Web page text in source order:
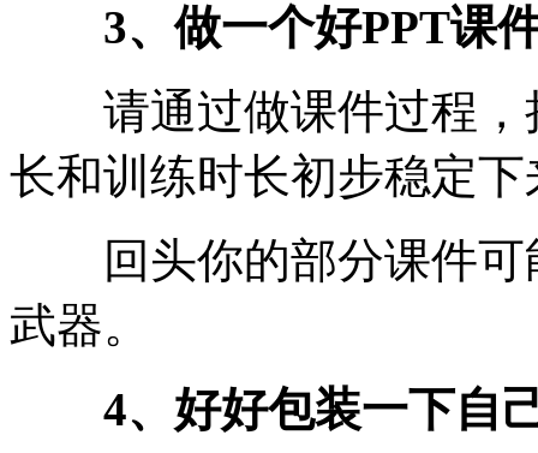
3、做一个好PPT课
请通过做课件过程，
长和训练时长初步稳定下
回头你的部分课件可
武器。
4、好好包装一下自